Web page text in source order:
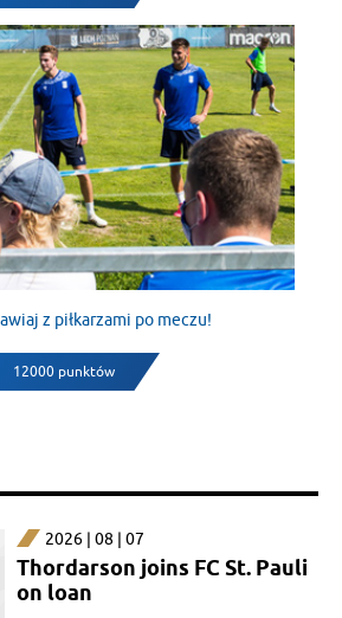
z piłkarzami po meczu!
12000 punktów
2026 | 08 | 07
Thordarson joins FC St. Pauli
on loan